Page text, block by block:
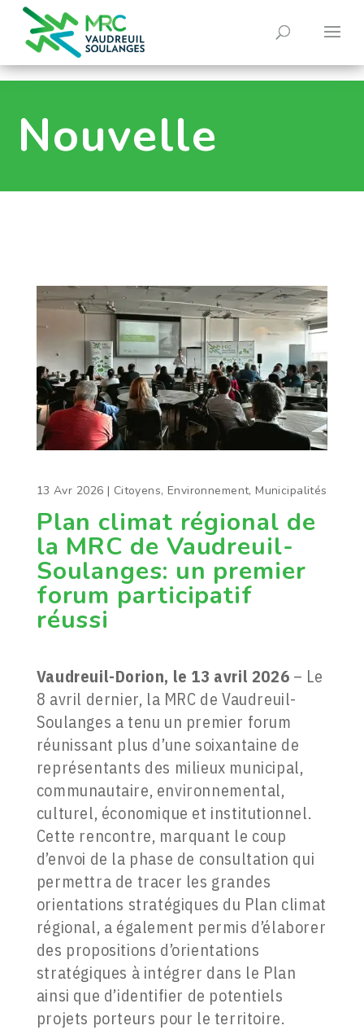
Nouvelle
Plan climat régional de
la MRC de Vaudreuil-
Soulanges: un premier
forum participatif
réussi
13 Avr 2026 | Citoyens, Environnement,Municipalités
Vaudreuil-Dorion, le 13 avril 2026 – Le
8 avril dernier, la MRC de Vaudreuil-
Soulanges a tenu un premier forum
réunissant plus d’une soixantaine de
représentants des milieux municipal,
communautaire, environnemental,
culturel, économique et institutionnel.
Cette rencontre, marquant le coup
d’envoi de la phase de consultation qui
permettra de tracer les grandes
orientations stratégiques du Plan climat
régional, a également permis d’élaborer
des propositions d’orientations
stratégiques à intégrer dans le Plan
ainsi que d’identifier de potentiels
projets porteurs pour le territoire.